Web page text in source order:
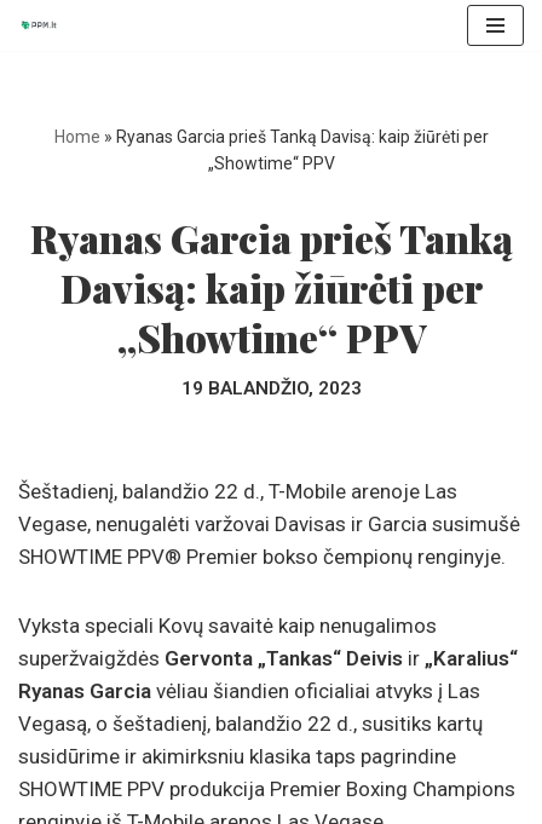
content
Home » Ryanas Garcia prieš Tanką Davisą: kaip žiūrėti per
„Showtime“ PPV
Ryanas Garcia prieš Tanką
Davisą: kaip žiūrėti per
„Showtime“ PPV
19 BALANDŽIO, 2023
Šeštadienį, balandžio 22 d., T-Mobile arenoje Las
Vegase, nenugalėti varžovai Davisas ir Garcia susimušė
SHOWTIME PPV® Premier bokso čempionų renginyje.
Vyksta speciali Kovų savaitė kaip nenugalimos
superžvaigždės Gervonta „Tankas“ Deivis ir „Karalius“
Ryanas Garcia vėliau šiandien oficialiai atvyks į Las
Vegasą, o šeštadienį, balandžio 22 d., susitiks kartų
susidūrime ir akimirksniu klasika taps pagrindine
SHOWTIME PPV produkcija Premier Boxing Champions